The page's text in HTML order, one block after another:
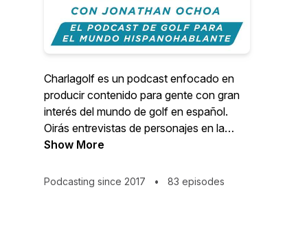
Charlagolf es un podcast enfocado en
producir contenido para gente con gran
interés del mundo de golf en español.
Oirás entrevistas de personajes en la
industria de golf, periodistas, historietas
y mucho más del mundo de golf
Show More
Podcasting since 2017 • 83 episodes